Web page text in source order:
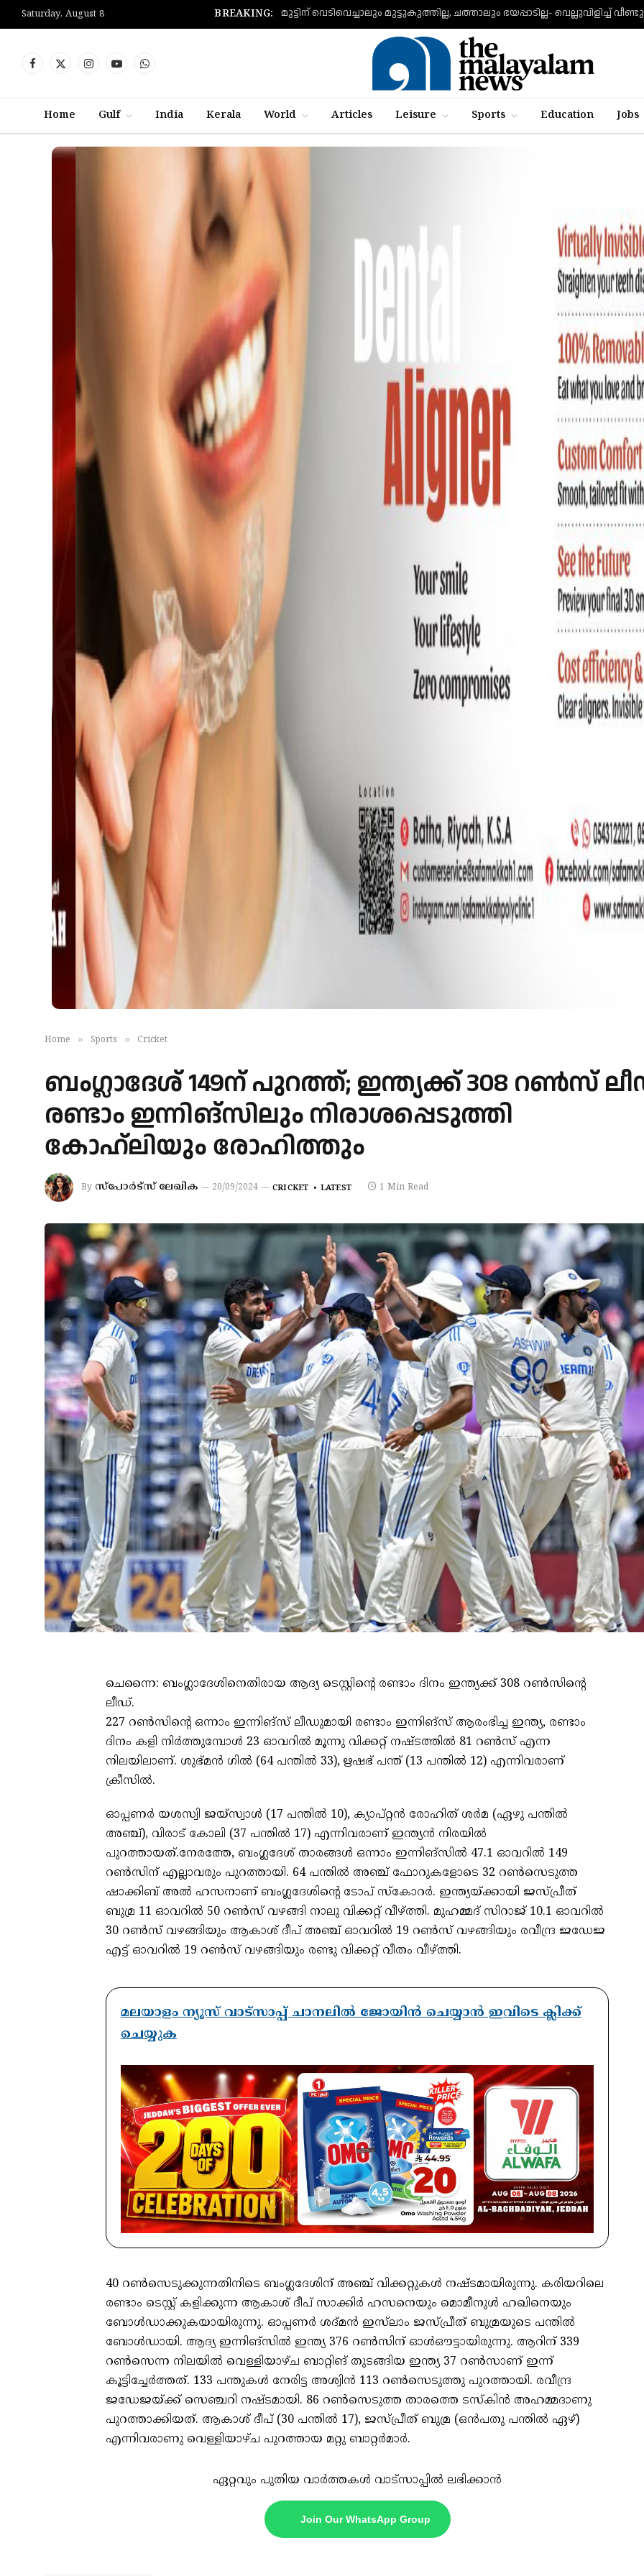
Saturday, August 8 BREAKING:
Facebook
X
InstagramYouTubeWhatsApp
Home Gulf India Kerala World Articles Leisure Sports Education Jobs
Home » Sports » Cricket
ബംഗ്ലാദേശ് 149ന് പുറത്ത്; ഇന്ത്യക്ക് 308 റണ്‍സ്
രണ്ടാം ഇന്നിങ്‌സിലും നിരാശപ്പെടുത്തി
കോഹ്‌ലിയും രോഹിത്തും
By സ്‌പോര്‍ട്‌സ് ലേഖിക 20/09/2024 CRICKET LATEST 1 Min Read
ചെന്നൈ: ബംഗ്ലാദേശിനെതിരായ ആദ്യ ടെസ്റ്റിന്റെ രണ്ടാം ദിനം ഇന്ത്യക്ക് 308 റണ്‍സിന്റെ
ലീഡ്.
227 റണ്‍സിന്റെ ഒന്നാം ഇന്നിങ്‌സ് ലീഡുമായി രണ്ടാം ഇന്നിങ്‌സ് ആരംഭിച്ച ഇന്ത്യ, രണ്ടാം
ദിനം കളി നിര്‍ത്തുമ്പോള്‍ 23 ഓവറില്‍ മൂന്നു വിക്കറ്റ് നഷ്ടത്തില്‍ 81 റണ്‍സ് എന്ന
നിലയിലാണ്. ശുഭ്മന്‍ ഗില്‍ (64 പന്തില്‍ 33), ഋഷഭ് പന്ത് (13 പന്തില്‍ 12) എന്നിവരാണ്
ക്രീസില്‍.
ഓപ്പണര്‍ യശസ്വി ജയ്‌സ്വാള്‍ (17 പന്തില്‍ 10), ക്യാപ്റ്റന്‍ രോഹിത് ശര്‍മ (ഏഴു പന്തില്‍
അഞ്ച്), വിരാട് കോലി (37 പന്തില്‍ 17) എന്നിവരാണ് ഇന്ത്യന്‍ നിരയില്‍
പുറത്തായത്.നേരത്തേ, ബംഗ്ലദേശ് താരങ്ങള്‍ ഒന്നാം ഇന്നിങ്‌സില്‍ 47.1 ഓവറില്‍ 149
റണ്‍സിന് എല്ലാവരും പുറത്തായി. 64 പന്തില്‍ അഞ്ച് ഫോറുകളോടെ 32 റണ്‍സെടുത്ത
ഷാക്കിബ് അല്‍ ഹസനാണ് ബംഗ്ലദേശിന്റെ ടോപ് സ്‌കോറര്‍. ഇന്ത്യയ്ക്കായി ജസ്പ്രീത്
ബുമ്ര 11 ഓവറില്‍ 50 റണ്‍സ് വഴങ്ങി നാലു വിക്കറ്റ് വീഴ്ത്തി. മുഹമ്മദ് സിറാജ് 10.1 ഓവറില്‍
30 റണ്‍സ് വഴങ്ങിയും ആകാശ് ദീപ് അഞ്ച് ഓവറില്‍ 19 റണ്‍സ് വഴങ്ങിയും രവീന്ദ്ര ജഡേജ
എട്ട് ഓവറില്‍ 19 റണ്‍സ് വഴങ്ങിയും രണ്ടു വിക്കറ്റ് വീതം വീഴ്ത്തി.
മലയാളം ന്യൂസ് വാട്സാപ്പ് ചാനലിൽ ജോയിൻ ചെയ്യാൻ ഇവിടെ ക്ലിക്ക്
ചെയ്യുക
40 റണ്‍സെടുക്കുന്നതിനിടെ ബംഗ്ലദേശിന് അഞ്ച് വിക്കറ്റുകള്‍ നഷ്ടമായിരുന്നു. കരിയറിലെ
രണ്ടാം ടെസ്റ്റ് കളിക്കുന്ന ആകാശ് ദീപ് സാക്കിര്‍ ഹസനെയും മൊമീനുള്‍ ഹഖിനെയും
ബോള്‍ഡാക്കുകയായിരുന്നു. ഓപ്പണര്‍ ശദ്മന്‍ ഇസ്‌ലാം ജസ്പ്രീത് ബുമ്രയുടെ പന്തില്‍
ബോള്‍ഡായി. ആദ്യ ഇന്നിങ്‌സില്‍ ഇന്ത്യ 376 റണ്‍സിന് ഓള്‍ഔട്ടായിരുന്നു. ആറിന് 339
റണ്‍സെന്ന നിലയില്‍ വെള്ളിയാഴ്ച ബാറ്റിങ് തുടങ്ങിയ ഇന്ത്യ 37 റണ്‍സാണ് ഇന്ന്
കൂട്ടിച്ചേര്‍ത്തത്. 133 പന്തുകള്‍ നേരിട്ട അശ്വിന്‍ 113 റണ്‍സെടുത്തു പുറത്തായി. രവീന്ദ്ര
ജഡേജയ്ക്ക് സെഞ്ചറി നഷ്ടമായി. 86 റണ്‍സെടുത്ത താരത്തെ ടസ്‌കിന്‍ അഹമ്മദാണു
പുറത്താക്കിയത്. ആകാശ് ദീപ് (30 പന്തില്‍ 17), ജസ്പ്രീത് ബുമ്ര (ഒന്‍പതു പന്തില്‍ ഏഴ്)
എന്നിവരാണു വെള്ളിയാഴ്ച പുറത്തായ മറ്റു ബാറ്റര്‍മാര്‍.
ഏറ്റവും പുതിയ വാർത്തകൾ വാട്സാപ്പിൽ ലഭിക്കാൻ
Join Our WhatsApp Group